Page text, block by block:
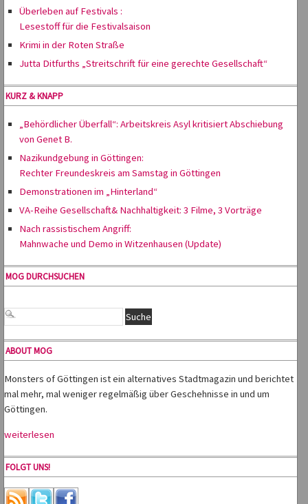
Überleben auf Festivals :
Lesestoff für die Festivalsaison
Krimi in der Roten Straße
Jutta Ditfurths „Streitschrift für eine gerechte Gesellschaft“
KURZ & KNAPP
„Behördlicher Überfall“: Arbeitskreis Asyl kritisiert Abschiebung
von Genet B.
Nazikundgebung in Göttingen:
Rechter Freundeskreis am Samstag in Göttingen
Demonstrationen im „Hinterland“
VA-Reihe Gesellschaft& Nachhaltigkeit: 3 Filme, 3 Vorträge
Nach rassistischem Angriff:
Mahnwache und Demo in Witzenhausen (Update)
MOG DURCHSUCHEN
ABOUT MOG
Monsters of Göttingen ist ein alternatives Stadtmagazin und berichtet
mal mehr, mal weniger regelmäßig über Geschehnisse in und um
Göttingen.
weiterlesen
FOLGT UNS!